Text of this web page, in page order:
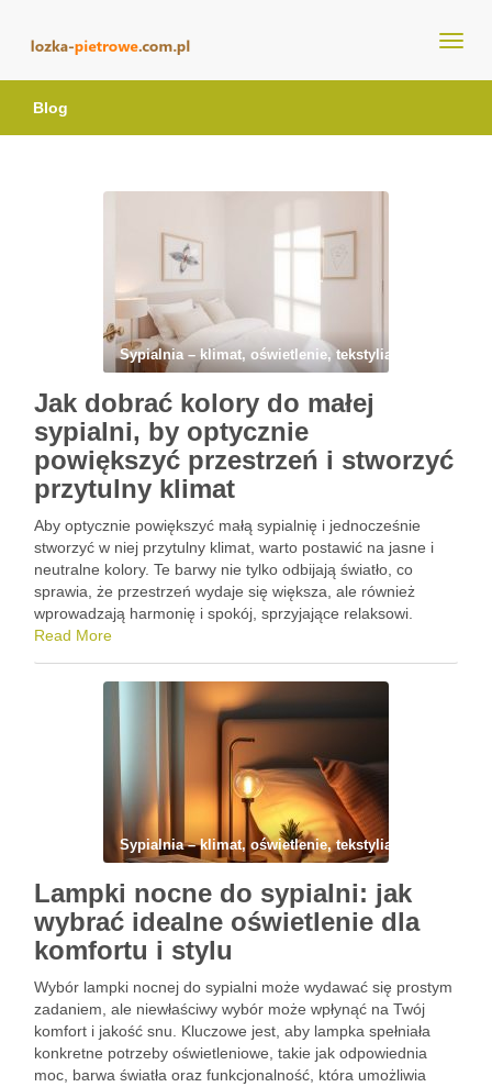
lozka-pietrowe.com.pl
Blog
Sypialnia – klimat, oświetlenie, tekstylia i wyciszenie
Jak dobrać kolory do małej
sypialni, by optycznie
powiększyć przestrzeń i stworzyć
przytulny klimat
Aby optycznie powiększyć małą sypialnię i jednocześnie
stworzyć w niej przytulny klimat, warto postawić na jasne i
neutralne kolory. Te barwy nie tylko odbijają światło, co
sprawia, że przestrzeń wydaje się większa, ale również
wprowadzają harmonię i spokój, sprzyjające relaksowi.
Wybierając odpowiednie odcienie, można z łatwością
Read More
Sypialnia – klimat, oświetlenie, tekstylia i wyciszenie
Lampki nocne do sypialni: jak
wybrać idealne oświetlenie dla
komfortu i stylu
Wybór lampki nocnej do sypialni może wydawać się prostym
zadaniem, ale niewłaściwy wybór może wpłynąć na Twój
komfort i jakość snu. Kluczowe jest, aby lampka spełniała
konkretne potrzeby oświetleniowe, takie jak odpowiednia
moc, barwa światła oraz funkcjonalność, która umożliwia